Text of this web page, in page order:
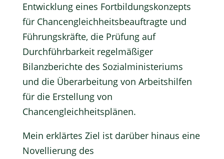
Entwicklung eines Fortbildungskonzepts
für Chancengleichheitsbeauftragte und
Führungskräfte, die Prüfung auf
Durchführbarkeit regelmäßiger
Bilanzberichte des Sozialministeriums
und die Überarbeitung von Arbeitshilfen
für die Erstellung von
Chancengleichheitsplänen.
Mein erklärtes Ziel ist darüber hinaus eine
Novellierung des